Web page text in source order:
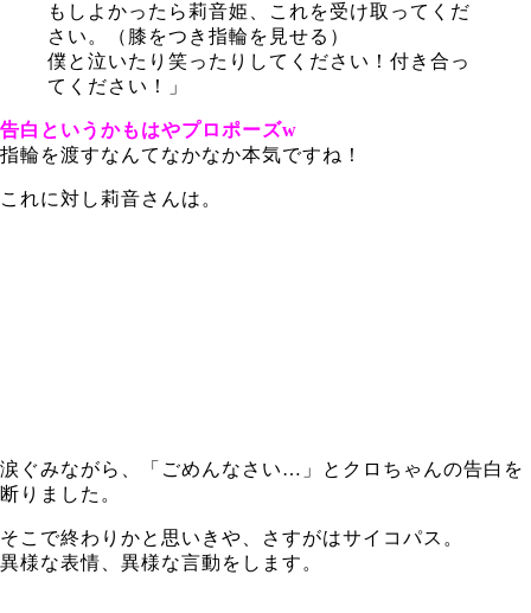
もしよかったら莉音姫、これを受け取ってくだ
さい。（膝をつき指輪を見せる）
僕と泣いたり笑ったりしてください！付き合っ
てください！」
告白というかもはやプロポーズw
指輪を渡すなんてなかなか本気ですね！
これに対し莉音さんは。
涙ぐみながら、「ごめんなさい…」とクロちゃんの告白を
断りました。
そこで終わりかと思いきや、さすがはサイコパス。
異様な表情、異様な言動をします。